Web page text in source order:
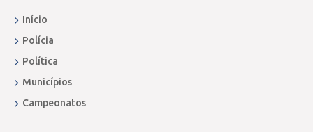
Início
Polícia
Política
Municípios
Campeonatos